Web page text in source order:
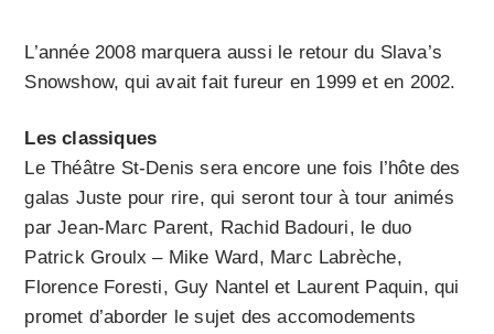
L’année 2008 marquera aussi le retour du Slava’s
Snowshow, qui avait fait fureur en 1999 et en 2002.
Les classiques
Le Théâtre St-Denis sera encore une fois l’hôte des
galas Juste pour rire, qui seront tour à tour animés
par Jean-Marc Parent, Rachid Badouri, le duo
Patrick Groulx – Mike Ward, Marc Labrèche,
Florence Foresti, Guy Nantel et Laurent Paquin, qui
promet d’aborder le sujet des accomodements